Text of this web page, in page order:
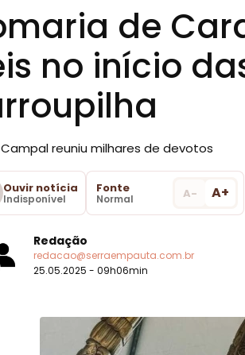
de
no início
reuniu milhares de devotos
Ouvir notícia
Indisponível
Fonte
Normal A- A+
Redação
redacao@serraempauta.com.br
25.05.2025 - 09h06min